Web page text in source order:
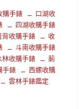
購手錶
口湖收
四湖收購手錶
背收購手錶
收
斗南收購手錶
林收購手錶
莿
手錶
西螺收購
雲林手錶鑑定